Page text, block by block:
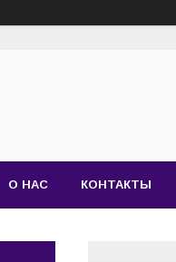
О НАС КОНТАКТЫ